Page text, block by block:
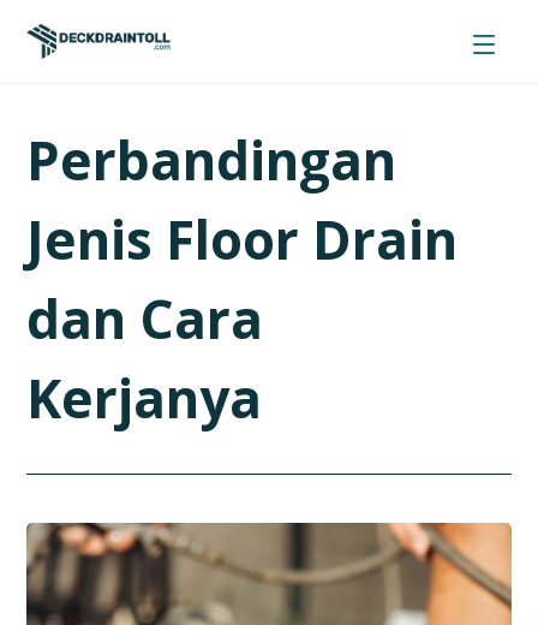
Perbandingan
Jenis Floor Drain
dan Cara
Kerjanya